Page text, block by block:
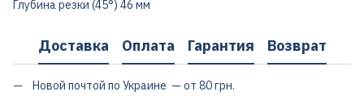
Глубина резки (45°) 46 мм
Доставка Оплата Гарантия Возврат
Новой почтой по Украине — от 80 грн.